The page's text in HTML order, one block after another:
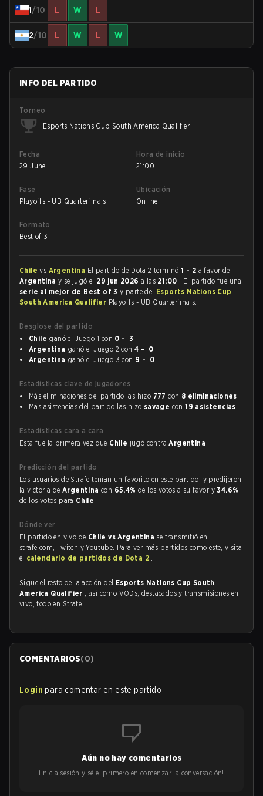
1/10 L W L
2/10 L W L W
INFO DEL PARTIDO
Torneo
Esports Nations Cup South America Qualifier
Fecha
29 June
Hora de inicio
21:00
Fase
Playoffs - UB Quarterfinals
Ubicación
Online
Formato
Best of 3
Chilevs Argentina El partido de Dota 2 terminó1 - 2 a favor de
Argentina y se jugó el 29 jun 2026a las 21:00 . El partido fue una
serie al mejor de Best of 3y parte del Esports Nations Cup
South America Qualifier Playoffs - UB Quarterfinals.
Desglose del partido
Chile ganó el Juego 1 con 0 - 3
Argentina ganó el Juego 2 con4 - 0
Argentina ganó el Juego 3 con 9 - 0
Estadísticas clave de jugadores
Más eliminaciones del partido las hizo 777 con 8 eliminaciones.
Más asistencias del partido las hizo savage con19 asistencias.
Estadísticas cara a cara
Esta fue la primera vez que Chile jugó contraArgentina .
Predicción del partido
Los usuarios de Strafe tenían un favorito en este partido, y predijeron
la victoria deArgentinacon 65.4%de los votos a su favor y34.6%
de los votos para Chile .
Dónde ver
El partido en vivo de Chile vs Argentina se transmitió en
strafe.com, Twitch y Youtube. Para ver más partidos como este, visita
el calendario de partidos de Dota 2 .
Sigue el resto de la acción del Esports Nations Cup South
America Qualifier , así como VODs, destacados y transmisiones en
vivo, todo en Strafe.
COMENTARIOS(0)
Login para comentar en este partido
Aún no hay comentarios
¡Inicia sesión y sé el primero en comenzar la conversación!